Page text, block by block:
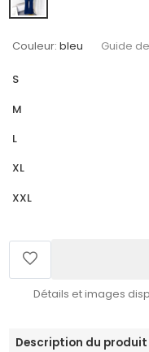
Couleur: bleu Guide
S
M
L
XL
XXL
Détails et images
Description du produit